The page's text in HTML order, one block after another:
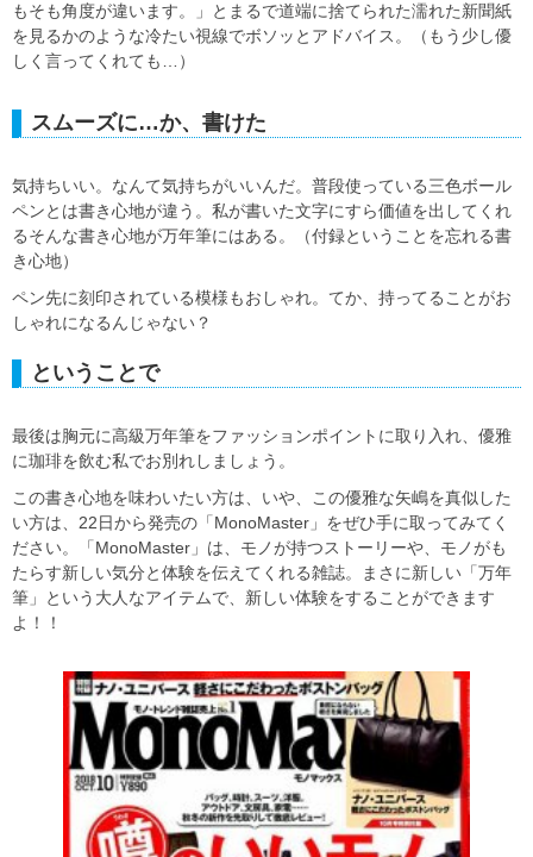
もそも角度が違います。」とまるで道端に捨てられた濡れた新聞紙
を見るかのような冷たい視線でボソッとアドバイス。（もう少し優
しく言ってくれても…）
スムーズに…か、書けた
気持ちいい。なんて気持ちがいいんだ。普段使っている三色ボール
ペンとは書き心地が違う。私が書いた文字にすら価値を出してくれ
るそんな書き心地が万年筆にはある。（付録ということを忘れる書
き心地）
ペン先に刻印されている模様もおしゃれ。てか、持ってることがお
しゃれになるんじゃない？
ということで
最後は胸元に高級万年筆をファッションポイントに取り入れ、優雅
に珈琲を飲む私でお別れしましょう。
この書き心地を味わいたい方は、いや、この優雅な矢嶋を真似した
い方は、22日から発売の「MonoMaster」をぜひ手に取ってみてく
ださい。「MonoMaster」は、モノが持つストーリーや、モノがも
たらす新しい気分と体験を伝えてくれる雑誌。まさに新しい「万年
筆」という大人なアイテムで、新しい体験をすることができます
よ！！